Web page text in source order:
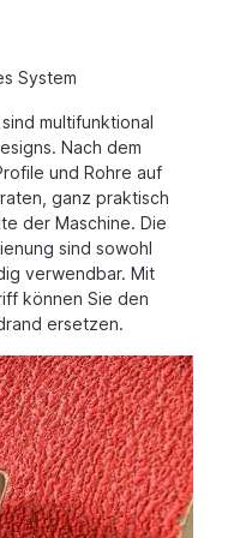
System
multifunktional
Nach dem
und Rohre auf
ganz praktisch
der Maschine. Die
sind sowohl
verwendbar. Mit
können Sie den
ersetzen.